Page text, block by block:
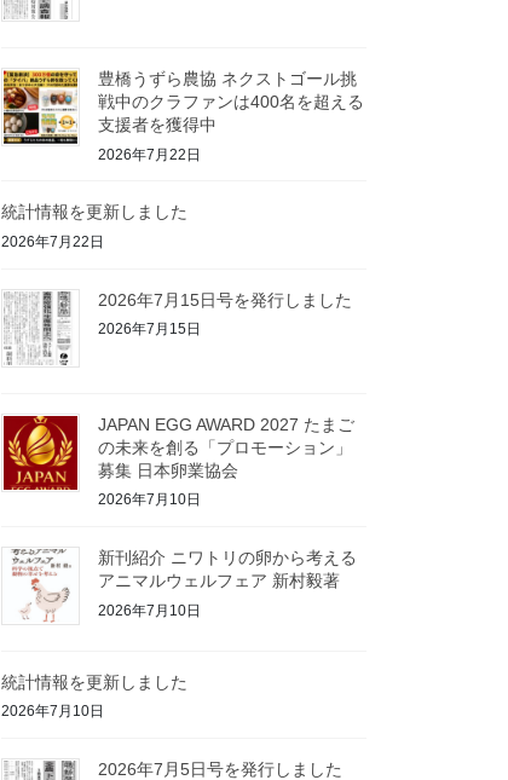
豊橋うずら農協 ネクストゴール挑
戦中のクラファンは400名を超える
支援者を獲得中
2026年7月22日
統計情報を更新しました
2026年7月22日
2026年7月15日号を発行しました
2026年7月15日
JAPAN EGG AWARD 2027 たまご
の未来を創る「プロモーション」
募集 日本卵業協会
2026年7月10日
新刊紹介 ニワトリの卵から考える
アニマルウェルフェア 新村毅著
2026年7月10日
統計情報を更新しました
2026年7月10日
2026年7月5日号を発行しました